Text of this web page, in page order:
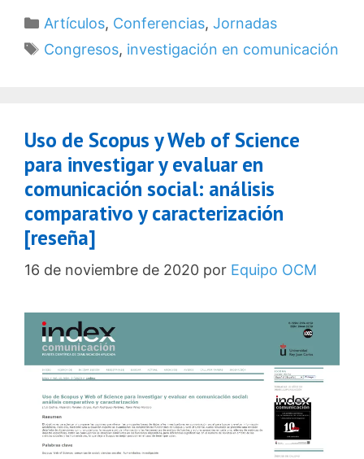
Categorías
Artículos, Conferencias, Jornadas
Etiquetas
Congresos, investigación en comunicación
Uso de Scopus y Web of Science
para investigar y evaluar en
comunicación social: análisis
comparativo y caracterización
[reseña]
16 de noviembre de 2020 por Equipo OCM